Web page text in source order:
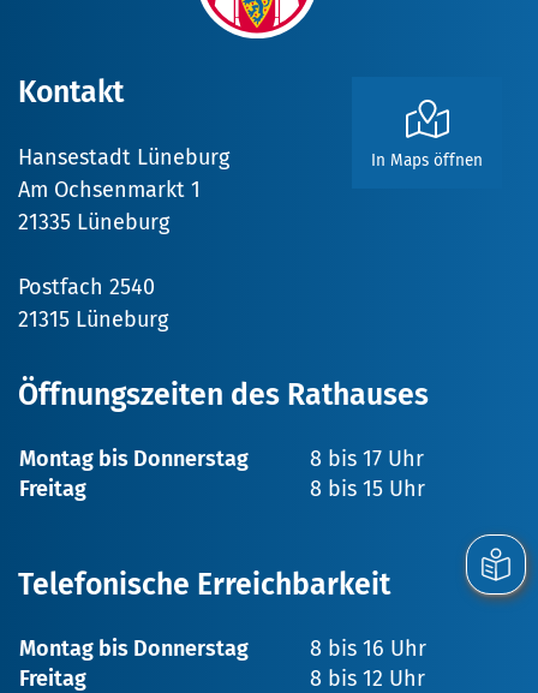
In Maps öffnen
Kontakt
Hansestadt Lüneburg
Am Ochsenmarkt 1
21335 Lüneburg
Postfach 2540
21315 Lüneburg
Öffnungszeiten des Rathauses
Montag bis Donnerstag
8 bis 17 Uhr
Freitag
8 bis 15 Uhr
Telefonische Erreichbarkeit
Montag bis Donnerstag
8 bis 16 Uhr
Freitag
8 bis 12 Uhr